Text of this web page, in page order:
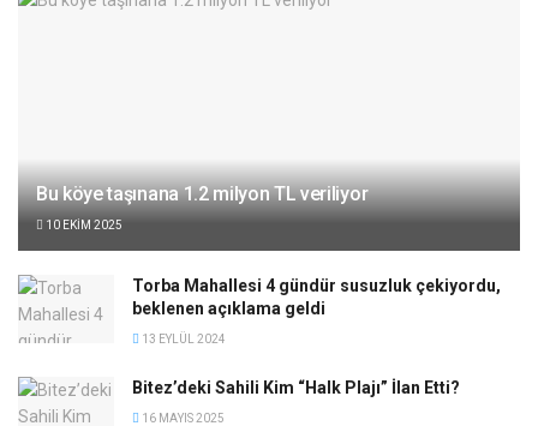
Bu köye taşınana 1.2 milyon TL veriliyor
10 EKIM 2025
Torba Mahallesi 4 gündür susuzluk çekiyordu,
beklenen açıklama geldi
13 EYLÜL 2024
Bitez’deki Sahili Kim “Halk Plajı” İlan Etti?
16 MAYIS 2025